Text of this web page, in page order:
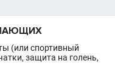
(или спортивный
защита на голень,